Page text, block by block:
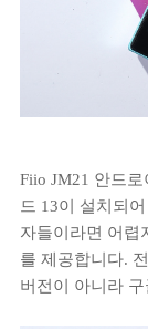
Fiio JM21 안드
드 13이 설치되
자들이라면 어렵
를 제공합니다.
버전이 아니라